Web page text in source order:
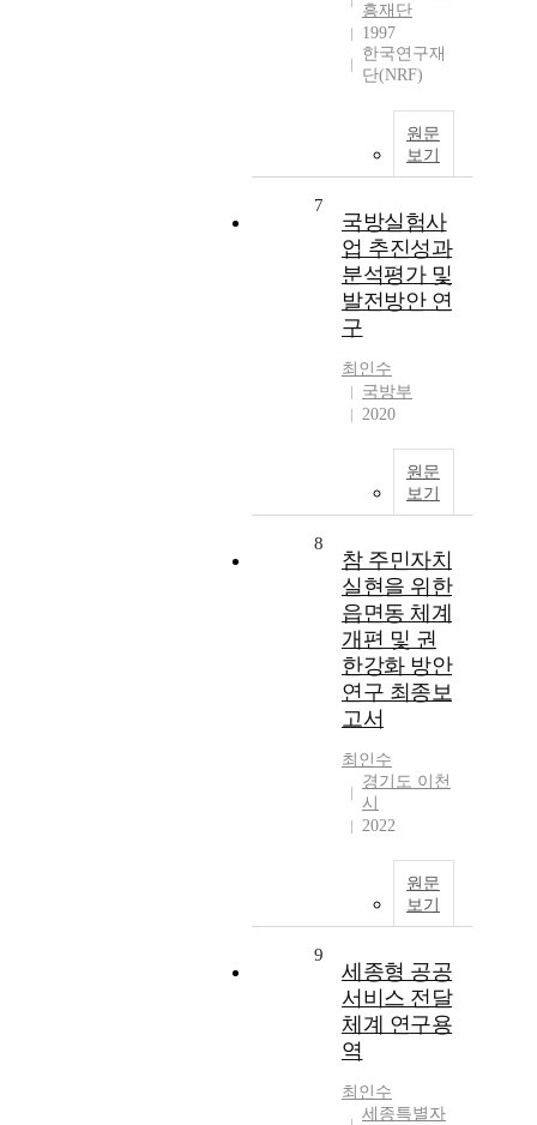
흥재단
1997
한국연구재
단(NRF)
원문
보기
7
국방실험사
업 추진성과
분석평가 및
발전방안 연
구
최인수
국방부
2020
원문
보기
8
참 주민자치
실현을 위한
읍면동 체계
개편 및 권
한강화 방안
연구 최종보
고서
최인수
경기도 이천
시
2022
원문
보기
9
세종형 공공
서비스 전달
체계 연구용
역
최인수
세종특별자